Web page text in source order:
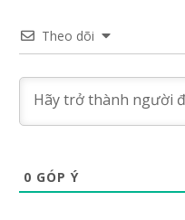
Theo dõi
0 GÓP Ý